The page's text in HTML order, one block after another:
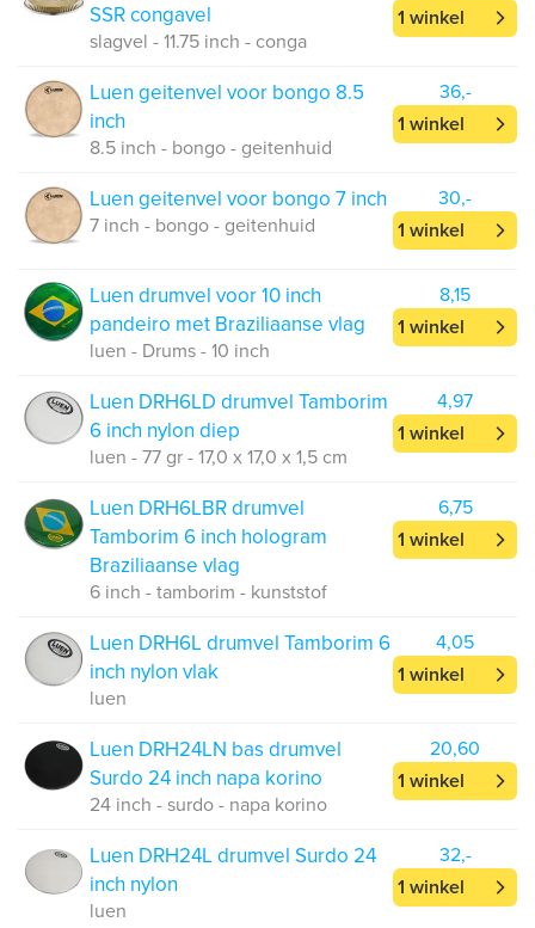
SSR congavel
slagvel - 11.75 inch - conga
1 winkel
Luen geitenvel voor bongo 8.5
inch
8.5 inch - bongo - geitenhuid
36,-
1 winkel
Luen geitenvel voor bongo 7 inch
7 inch - bongo - geitenhuid
30,-
1 winkel
Luen drumvel voor 10 inch
pandeiro met Braziliaanse vlag
luen - Drums - 10 inch
8,15
1 winkel
Luen DRH6LD drumvel Tamborim
6 inch nylon diep
luen - 77 gr - 17,0 x 17,0 x 1,5 cm
4,97
1 winkel
Luen DRH6LBR drumvel
Tamborim 6 inch hologram
Braziliaanse vlag
6 inch - tamborim - kunststof
6,75
1 winkel
Luen DRH6L drumvel Tamborim 6
inch nylon vlak
luen
4,05
1 winkel
Luen DRH24LN bas drumvel
Surdo 24 inch napa korino
24 inch - surdo - napa korino
20,60
1 winkel
Luen DRH24L drumvel Surdo 24
inch nylon
luen
32,-
1 winkel